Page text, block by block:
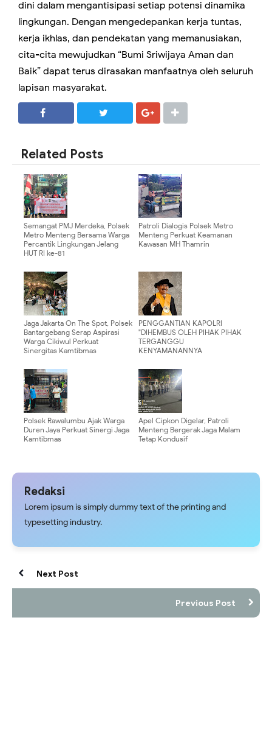
dini dalam mengantisipasi setiap potensi dinamika
lingkungan. Dengan mengedepankan kerja tuntas,
kerja ikhlas, dan pendekatan yang memanusiakan,
cita-cita mewujudkan “Bumi Sriwijaya Aman dan
Baik” dapat terus dirasakan manfaatnya oleh seluruh
lapisan masyarakat.
Related Posts
Semangat PMJ Merdeka, Polsek
Metro Menteng Bersama Warga
Percantik Lingkungan Jelang
HUT RI ke-81
Patroli Dialogis Polsek Metro
Menteng Perkuat Keamanan
Kawasan MH Thamrin
Jaga Jakarta On The Spot, Polsek
Bantargebang Serap Aspirasi
Warga Cikiwul Perkuat
Sinergitas Kamtibmas
PENGGANTIAN KAPOLRI
"DIHEMBUS OLEH PIHAK PIHAK
TERGANGGU
KENYAMANANNYA
Polsek Rawalumbu Ajak Warga
Duren Jaya Perkuat Sinergi Jaga
Kamtibmas
Apel Cipkon Digelar, Patroli
Menteng Bergerak Jaga Malam
Tetap Kondusif
Redaksi
Lorem ipsum is simply dummy text of the printing and
typesetting industry.
Next Post
Previous Post